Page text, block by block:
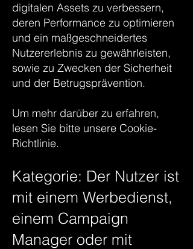
digitalen Assets zu verbessern,
deren Performance zu optimieren
und ein maßgeschneidertes
Nutzererlebnis zu gewährleisten,
sowie zu Zwecken der Sicherheit
und der Betrugsprävention.
Um mehr darüber zu erfahren,
lesen Sie bitte unsere Cookie-
Richtlinie.
Kategorie: Der Nutzer ist
mit einem Werbedienst,
einem Campaign
Manager oder mit